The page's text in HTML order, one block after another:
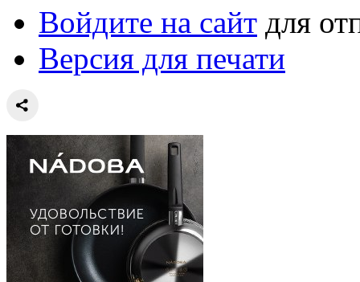
Войдите на сайт для
Версия для печати